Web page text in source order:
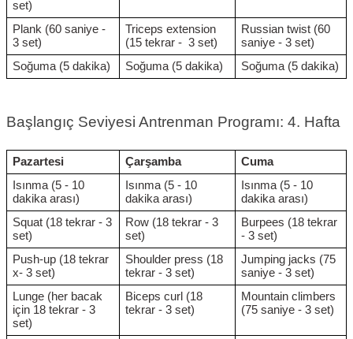
set)
Plank (60 saniye -
3 set)
Triceps extension
(15 tekrar - 3 set)
Russian twist (60
saniye - 3 set)
Soğuma (5 dakika)
Soğuma (5 dakika) Soğuma (5 dakika)
Başlangıç Seviyesi Antrenman Programı: 4. Hafta
Pazartesi Çarşamba
Cuma
Isınma (5 - 10
dakika arası)
Isınma (5 - 10
dakika arası)
Isınma (5 - 10
dakika arası)
Squat (18 tekrar - 3
set)
Row (18 tekrar - 3
set)
Burpees (18 tekrar
- 3 set)
Push-up (18 tekrar
x- 3 set)
Shoulder press (18
tekrar - 3 set)
Jumping jacks (75
saniye - 3 set)
Lunge (her bacak
için 18 tekrar - 3
set)
Biceps curl (18
tekrar - 3 set)
Mountain climbers
(75 saniye - 3 set)